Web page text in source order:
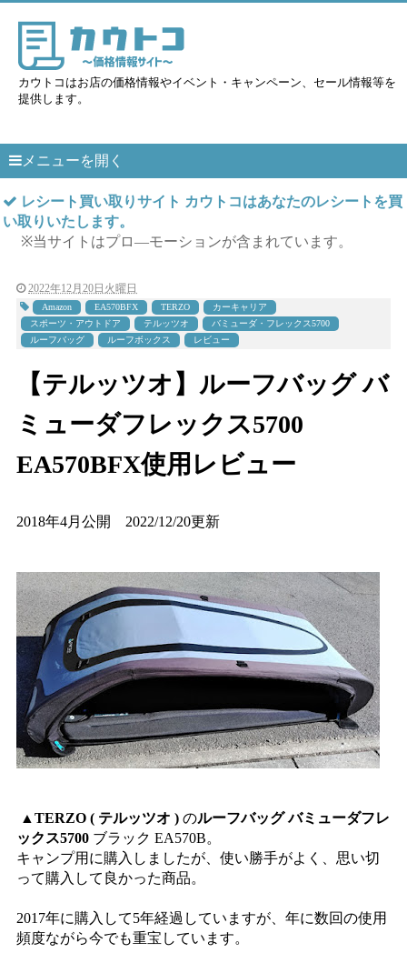
カウトコはお店の価格情報やイベント・キャンペーン、セール情報等を
提供します。
メニューを開く
レシート買い取りサイト カウトコはあなたのレシートを買
い取りいたします。
※当サイトはプロ―モーションが含まれています。
2022年12月20日火曜日
Amazon EA570BFX TERZO
カーキャリア
スポーツ・アウトドア
テルッツオ
バミューダ・フレックス5700
ルーフバッグ
ルーフボックス レビュー
【テルッツオ】ルーフバッグ バ
ミューダフレックス5700
EA570BFX使用レビュー
2018年4月公開 2022/12/20更新
▲ TERZO ( テルッツオ ) のルーフバッグ バミューダフレ
ックス5700 ブラック EA570B。
キャンプ用に購入しましたが、使い勝手がよく、思い切
って購入して良かった商品。
2017年に購入して5年経過していますが、年に数回の使用
頻度ながら今でも重宝しています。